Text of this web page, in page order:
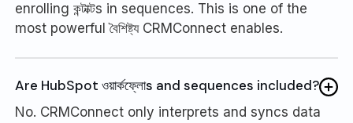
enrolling কন্টাক্টs in sequences. This is one of the
most powerful বৈশিষ্ট্য CRMConnect enables.
Are HubSpot ওয়ার্কফ্লোs and sequences included?
No. CRMConnect only interprets and syncs data